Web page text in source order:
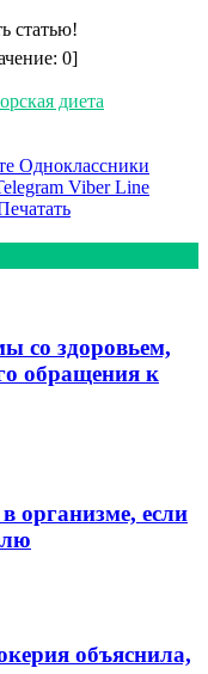
статью!
0]
диета
Одноклассники
Viber Line
со здоровьем,
обращения к
организме, если
объяснила,